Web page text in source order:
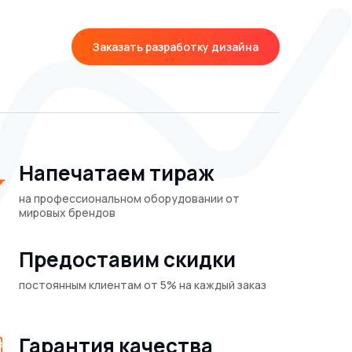
Напечатаем тираж
на профессиональном оборудовании от
мировых брендов
Предоставим скидки
постоянным клиентам от 5% на каждый заказ
Гарантия качества
Заказать разработку дизайна